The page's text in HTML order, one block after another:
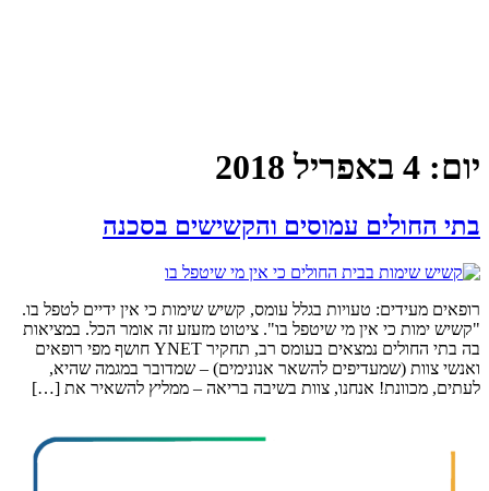
עמוסים והקשישים בסכנה
טעויות בגלל עומס, קשיש שימות כי אין ידיים לטפל בו.
כי אין מי שיטפל בו". ציטוט מזעזע זה אומר הכל. במציאות
בה בתי החולים נמצאים בעומס רב, תחקיר YNET חושף מפי רופאים
(שמעדיפים להשאר אנונימים) – שמדובר במגמה שהיא,
אנחנו, צוות בשיבה בריאה – ממליץ להשאיר את […]